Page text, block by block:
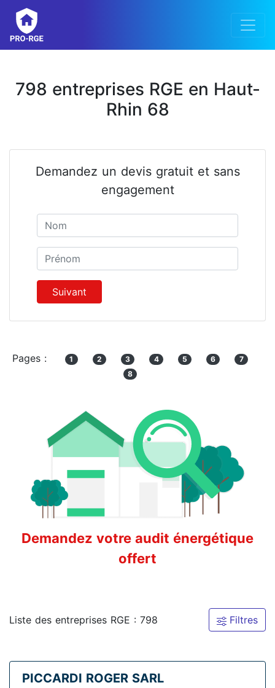
798 entreprises RGE en Haut-
Rhin 68
Demandez un devis gratuit et sans
engagement
Prénom
Suivant
Pages : 1 2 3 4 5 6
7
8
Demandez votre audit énergétique
offert
Liste des entreprises RGE : 798 Filtres
PICCARDI ROGER SARL